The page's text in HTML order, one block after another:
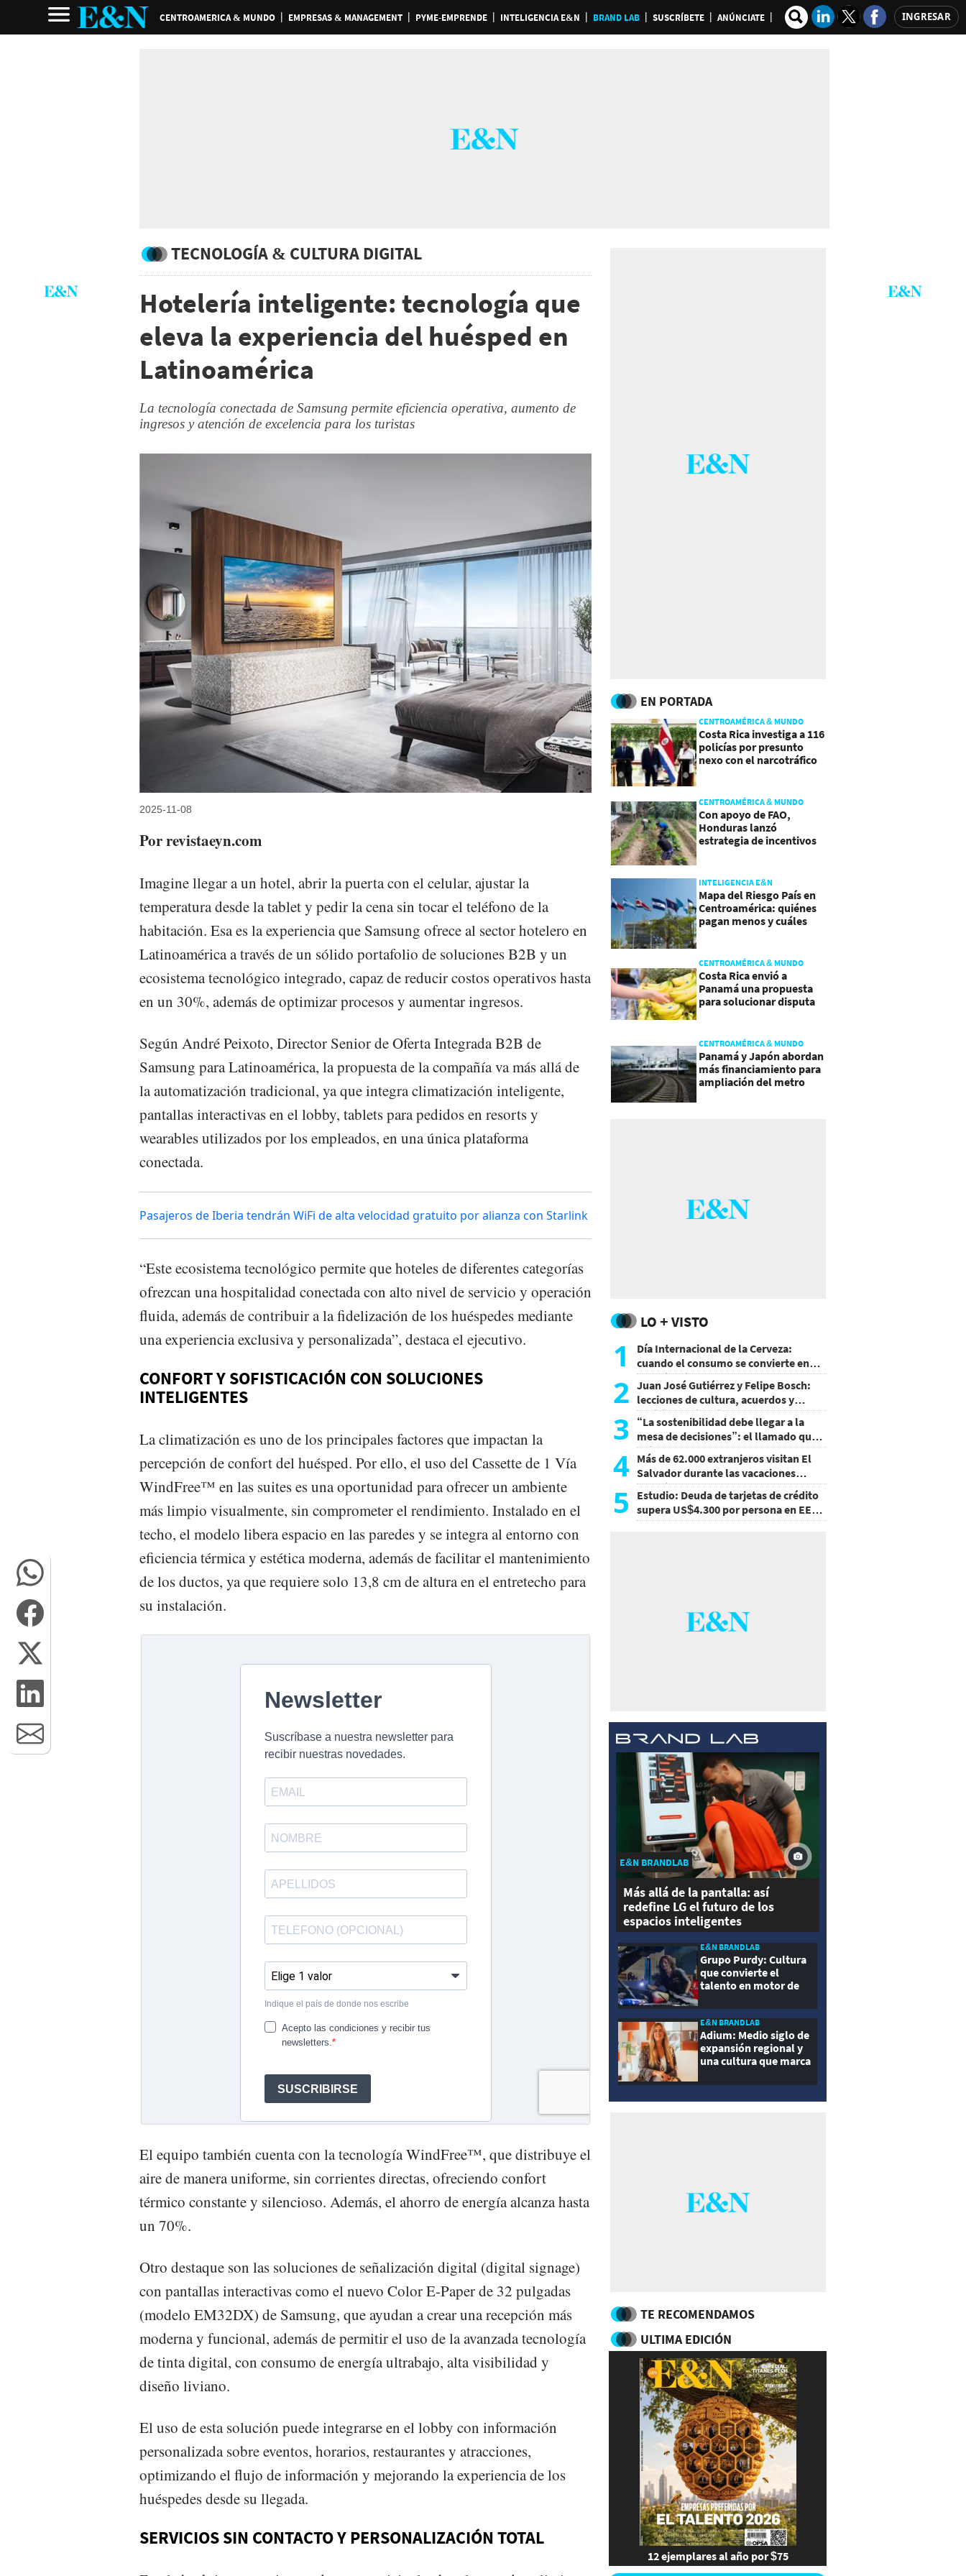
CENTROAMERICA & MUNDO EMPRESAS & MANAGEMENT PYME-EMPRENDE INTELIGENCIA E&N BRAND LAB SUSCRÍBETE ANÚNCIATE INGRESAR
TECNOLOGÍA & CULTURA DIGITAL
Hotelería inteligente: tecnología que
eleva la experiencia del huésped en
Latinoamérica
La tecnología conectada de Samsung permite eficiencia operativa, aumento de
ingresos y atención de excelencia para los turistas
2025-11-08
Por revistaeyn.com
Imagine llegar a un hotel, abrir la puerta con el celular, ajustar la
temperatura desde la tablet y pedir la cena sin tocar el teléfono de la
habitación. Esa es la experiencia que Samsung ofrece al sector hotelero en
Latinoamérica a través de un sólido portafolio de soluciones B2B y un
ecosistema tecnológico integrado, capaz de reducir costos operativos hasta
en un 30%, además de optimizar procesos y aumentar ingresos.
Según André Peixoto, Director Senior de Oferta Integrada B2B de
Samsung para Latinoamérica, la propuesta de la compañía va más allá de
la automatización tradicional, ya que integra climatización inteligente,
pantallas interactivas en el lobby, tablets para pedidos en resorts y
wearables utilizados por los empleados, en una única plataforma
conectada.
Pasajeros de Iberia tendrán WiFi de alta velocidad gratuito por alianza con Starlink
“Este ecosistema tecnológico permite que hoteles de diferentes categorías
ofrezcan una hospitalidad conectada con alto nivel de servicio y operación
fluida, además de contribuir a la fidelización de los huéspedes mediante
una experiencia exclusiva y personalizada”, destaca el ejecutivo.
CONFORT Y SOFISTICACIÓN CON SOLUCIONES
INTELIGENTES
La climatización es uno de los principales factores que impactan la
percepción de confort del huésped. Por ello, el uso del Cassette de 1 Vía
WindFree™ en las suites es una oportunidad para ofrecer un ambiente
más limpio visualmente, sin comprometer el rendimiento. Instalado en el
techo, el modelo libera espacio en las paredes y se integra al entorno con
eficiencia térmica y estética moderna, además de facilitar el mantenimiento
de los ductos, ya que requiere solo 13,8 cm de altura en el entretecho para
su instalación.
El equipo también cuenta con la tecnología WindFree™, que distribuye el
aire de manera uniforme, sin corrientes directas, ofreciendo confort
térmico constante y silencioso. Además, el ahorro de energía alcanza hasta
un 70%.
Otro destaque son las soluciones de señalización digital (digital signage)
con pantallas interactivas como el nuevo Color E-Paper de 32 pulgadas
(modelo EM32DX) de Samsung, que ayudan a crear una recepción más
moderna y funcional, además de permitir el uso de la avanzada tecnología
de tinta digital, con consumo de energía ultrabajo, alta visibilidad y
diseño liviano.
El uso de esta solución puede integrarse en el lobby con información
personalizada sobre eventos, horarios, restaurantes y atracciones,
optimizando el flujo de información y mejorando la experiencia de los
huéspedes desde su llegada.
SERVICIOS SIN CONTACTO Y PERSONALIZACIÓN TOTAL
EN PORTADA
CENTROAMÉRICA & MUNDO
Costa Rica investiga a 116
policías por presunto
nexo con el narcotráfico
CENTROAMÉRICA & MUNDO
Con apoyo de FAO,
Honduras lanzó
estrategia de incentivos
INTELIGENCIA E&N
Mapa del Riesgo País en
Centroamérica: quiénes
pagan menos y cuáles
CENTROAMÉRICA & MUNDO
Costa Rica envió a
Panamá una propuesta
para solucionar disputa
CENTROAMÉRICA & MUNDO
Panamá y Japón abordan
más financiamiento para
ampliación del metro
LO + VISTO
1
Día Internacional de la Cerveza:
cuando el consumo se convierte en
experiencia
2 Juan José Gutiérrez y Felipe Bosch:
lecciones de cultura, acuerdos y
decisiones sin miedo
3 “La sostenibilidad debe llegar a la
mesa de decisiones”: el llamado que
deja CentraRSE
4 Más de 62.000 extranjeros visitan El
Salvador durante las vacaciones
agostinas
5
Estudio: Deuda de tarjetas de crédito
supera US$4.300 por persona en EE.
UU.
E&N BRANDLAB
Más allá de la pantalla: así
redefine LG el futuro de los
espacios inteligentes
E&N BRANDLAB
Grupo Purdy: Cultura
que convierte el
talento en motor de
E&N BRANDLAB
Adium: Medio siglo de
expansión regional y
una cultura que marca
TE RECOMENDAMOS
ULTIMA EDICIÓN
12 ejemplares al año por $75